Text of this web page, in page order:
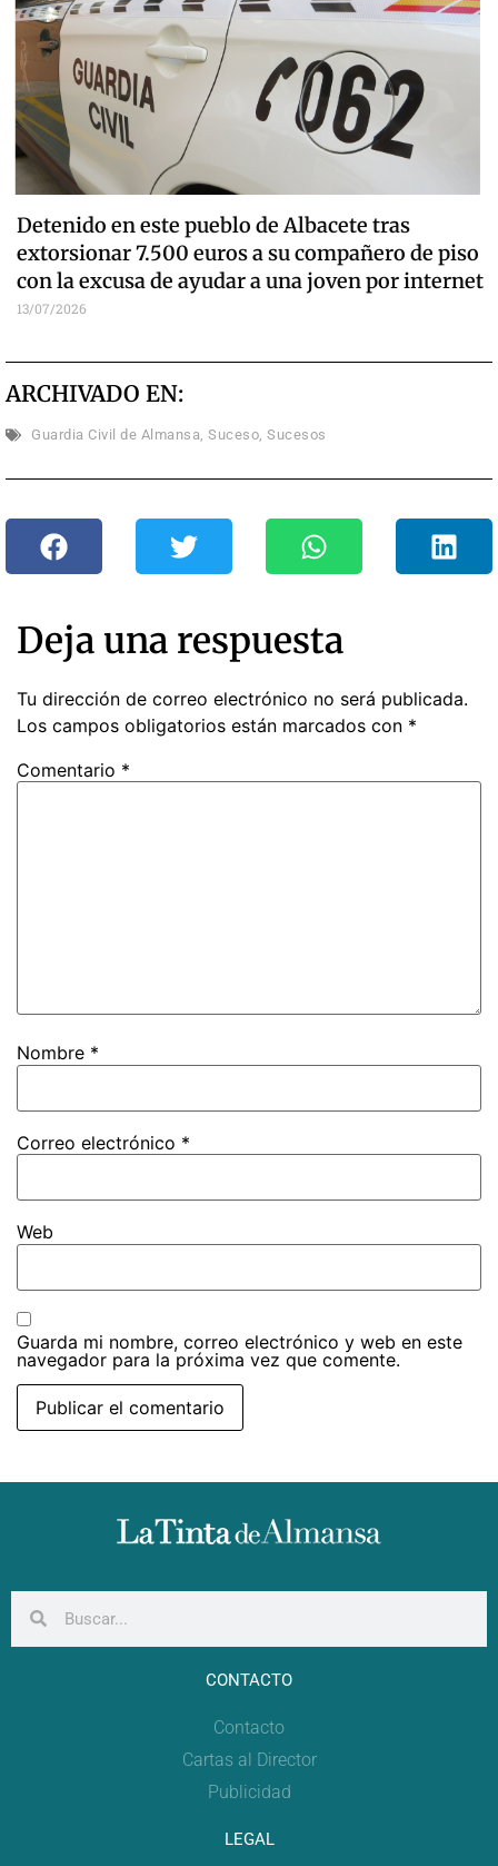
Detenido en este pueblo de Albacete tras
extorsionar 7.500 euros a su compañero de piso
con la excusa de ayudar a una joven por internet
13/07/2026
ARCHIVADO EN:
Guardia Civil de Almansa, Suceso, Sucesos
Deja una respuesta
Tu dirección de correo electrónico no será publicada.
Los campos obligatorios están marcados con *
Comentario *
Nombre *
Correo electrónico *
Web
Guarda mi nombre, correo electrónico y web en este
navegador para la próxima vez que comente.
CONTACTO
Contacto
Cartas al Director
Publicidad
LEGAL